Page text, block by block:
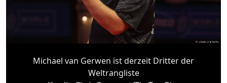
Michael van Gerwen ist derzeit Dritter der
Weltrangliste